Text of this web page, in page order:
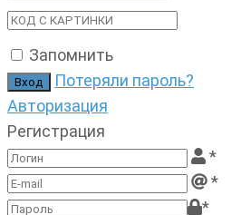
Запомнить
Потеряли пароль?
Авторизация
Регистрация
*
*
*